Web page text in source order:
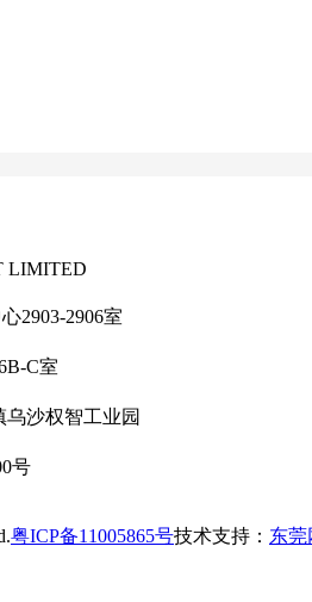
LIMITED
2903-2906室
C室
沙权智工业园
号
粤ICP备11005865号技术支持： 东莞